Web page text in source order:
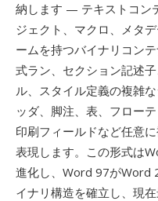
納します — テキストコン
ジェクト、マクロ、メタ
ームを持つバイナリコン
式ラン、セクション記述
ル、スタイル定義の複雑
ッダ、脚注、表、フロー
印刷フィールドなど任意
表現します。この形式は
進化し、Word 97がWord
イナリ構造を確立し、現